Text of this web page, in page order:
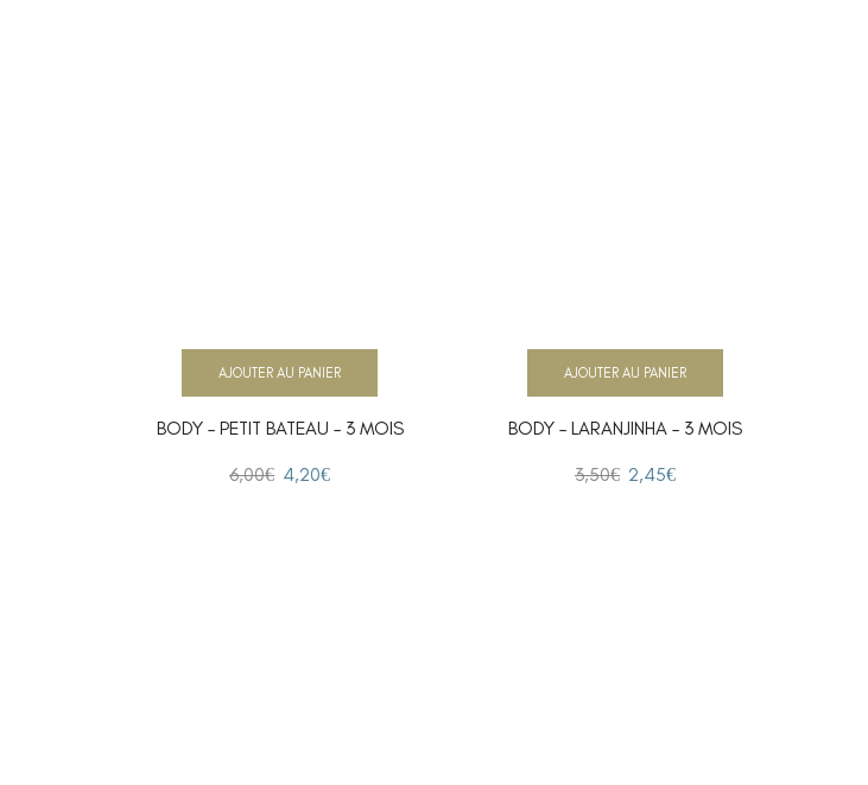
BODY – PETIT BATEAU – 3 MOIS
6,00€ 4,20€
AJOUTER AU PANIER
BODY – LARANJINHA – 3 MOIS
3,50€ 2,45€
AJOUTER AU PANIER